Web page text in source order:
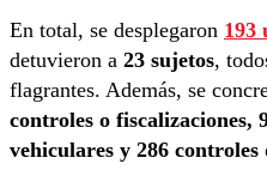
En total, se desplegaron 193
detuvieron a 23 sujetos,
flagrantes. Además, se
controles o fiscalizaciones,
vehiculares y 286 controles